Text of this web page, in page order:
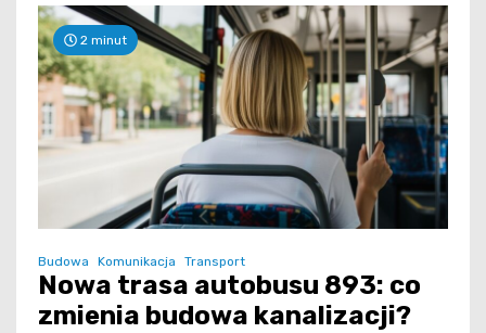
2 minut
Budowa Komunikacja Transport
Nowa trasa autobusu 893: co
zmienia budowa kanalizacji?